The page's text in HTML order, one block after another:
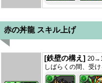
赤の丼龍 スキル上げ
[鉄壁の構え]
しばらくの間、受